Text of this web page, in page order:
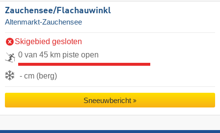
Zauchensee/​Flachauwinkl
Altenmarkt-Zauchensee
Skigebied gesloten
0 van 45 km piste open
- cm (berg)
Sneeuwbericht